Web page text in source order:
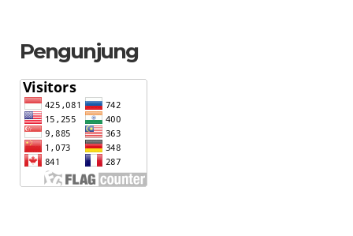
Pengunjung